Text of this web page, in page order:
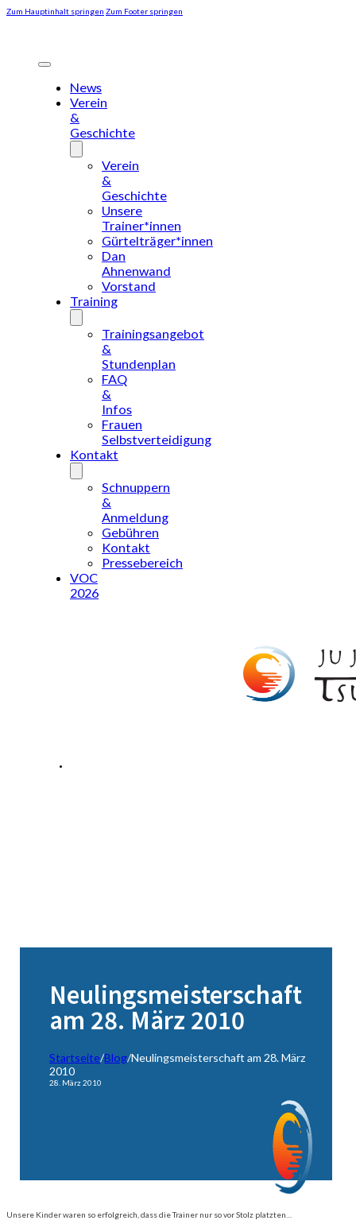
Zum Hauptinhalt springen Zum Footer springen
News
Verein
&
Geschichte
Verein
&
Geschichte
Unsere
Trainer*innen
Gürtelträger*innen
Dan
Ahnenwand
Vorstand
Training
Trainingsangebot
&
Stundenplan
FAQ
&
Infos
Frauen
Selbstverteidigung
Kontakt
Schnuppern
&
Anmeldung
Gebühren
Kontakt
Pressebereich
VOC
2026
Neulingsmeisterschaft
am 28. März 2010
Startseite/Blog/Neulingsmeisterschaft am 28. März
2010
28. März 2010
Unsere Kinder waren so erfolgreich, dass die Trainer nur so vor Stolz platzten…